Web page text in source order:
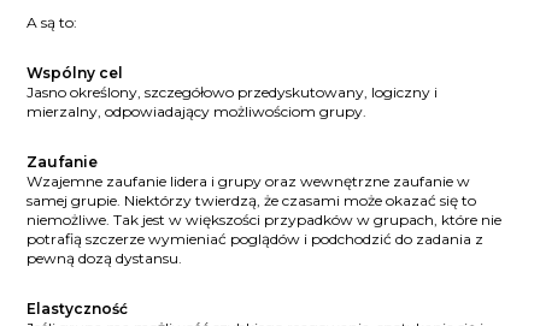
A są to:
Wspólny cel
Jasno określony, szczegółowo przedyskutowany, logiczny i
mierzalny, odpowiadający możliwościom grupy.
Zaufanie
Wzajemne zaufanie lidera i grupy oraz wewnętrzne zaufanie w
samej grupie. Niektórzy twierdzą, że czasami może okazać się to
niemożliwe. Tak jest w większości przypadków w grupach, które nie
potrafią szczerze wymieniać poglądów i podchodzić do zadania z
pewną dozą dystansu.
Elastyczność